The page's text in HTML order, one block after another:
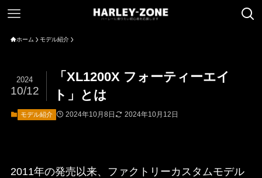
ホーム モデル紹介
「XL1200X フォーティーエイ
ト」とは
2024
10/12
モデル紹介 2024年10月8日 2024年10月12日
2011年の発売以来、ファクトリーカスタムモデル